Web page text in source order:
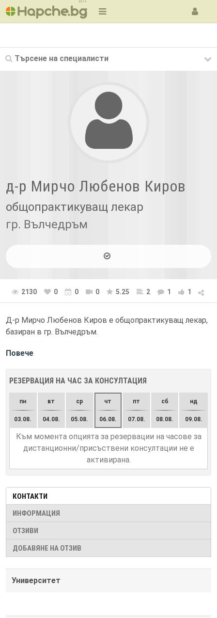
BETA
Търсене на специалисти
д-р Мирчо Любенов Киров
общопрактикуващ лекар
гр. Вълчедръм
2130 0 0 0 5.25 2 1 1
Д-р Мирчо Любенов Киров е общопрактикуващ лекар,
базиран в гр. Вълчедръм.
Повече
РЕЗЕРВАЦИЯ НА ЧАС ЗА КОНСУЛТАЦИЯ
пн
03.08.
вт
04.08.
ср
05.08.
чт
06.08.
пт
07.08.
сб
08.08.
нд
09.08.
Към момента опцията за резервации на часове за
дистанционни/присъствени консултации не е
активирана.
КОНТАКТИ
ИНФОРМАЦИЯ
ОТЗИВИ
ДОБАВЯНЕ НА ОТЗИВ
Университет